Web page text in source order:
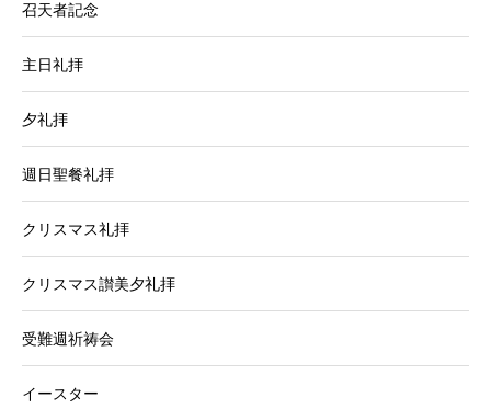
召天者記念
主日礼拝
夕礼拝
週日聖餐礼拝
クリスマス礼拝
クリスマス讃美夕礼拝
受難週祈祷会
イースター